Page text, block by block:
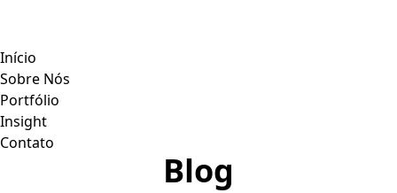
Início
Sobre Nós
Portfólio
Insight
Contato
Blog